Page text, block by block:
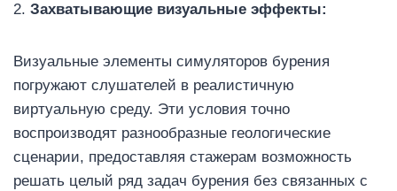
2. Захватывающие визуальные эффекты:
Визуальные элементы симуляторов бурения
погружают слушателей в реалистичную
виртуальную среду. Эти условия точно
воспроизводят разнообразные геологические
сценарии, предоставляя стажерам возможность
решать целый ряд задач бурения без связанных с